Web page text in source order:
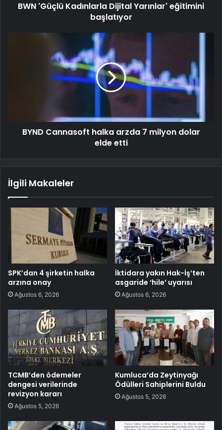
BWN 'Güçlü Kadınlarla Dijital Yarınlar' eğitimini
başlatıyor
BYND Cannasoft halka arzda 7 milyon dolar
elde etti
İlgili Makaleler
SPK’dan 4 şirketin halka
arzına onay
Ağustos 6, 2026
İktidara yakın Hak-İş’ten
asgaride ‘hile’ uyarısı
Ağustos 6, 2026
TCMB’den ödemeler
dengesi verilerinde
revizyon kararı
Ağustos 5, 2026
Kumluca’da Zeytinyağı
Ödülleri Sahiplerini Buldu
Ağustos 5, 2026